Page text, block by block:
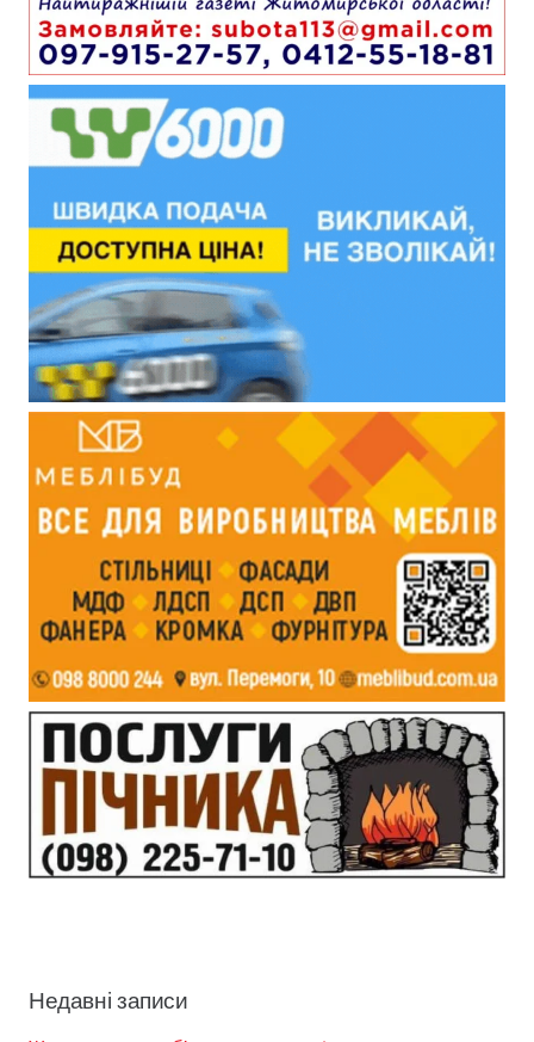
Недавні записи